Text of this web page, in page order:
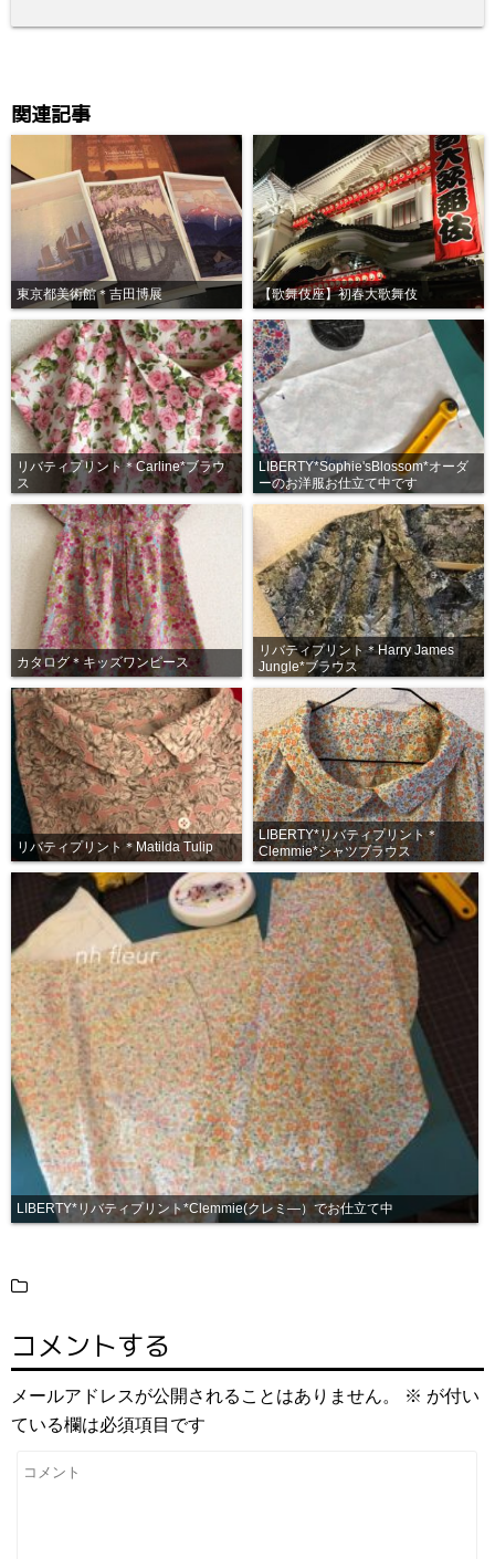
関連記事
東京都美術館＊吉田博展 【歌舞伎座】初春大歌舞伎
リバティプリント＊Carline*ブラウ
ス
LIBERTY*Sophie'sBlossom*オーダ
ーのお洋服お仕立て中です
カタログ＊キッズワンピース
リバティプリント＊Harry James
Jungle*ブラウス
リバティプリント＊Matilda Tulip
LIBERTY*リバティプリント＊
Clemmie*シャツブラウス
LIBERTY*リバティプリント*Clemmie(クレミ―）でお仕立て中
コメントする
メールアドレスが公開されることはありません。 ※ が付い
ている欄は必須項目です